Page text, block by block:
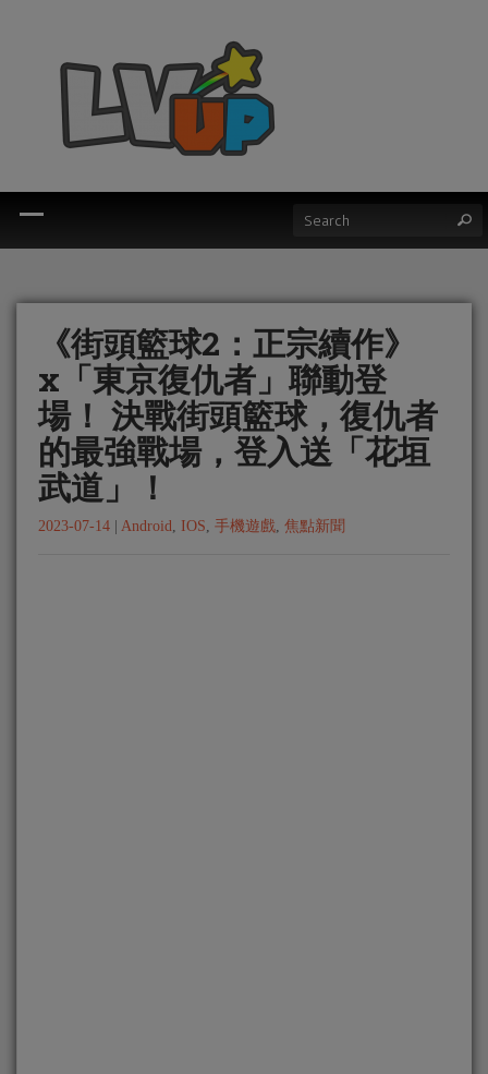
《街頭籃球2：正宗續作》
x「東京復仇者」聯動登
場！ 決戰街頭籃球，復仇者
的最強戰場，登入送「花垣
武道」！
2023-07-14 Android, IOS, 手機遊戲, 焦點新聞